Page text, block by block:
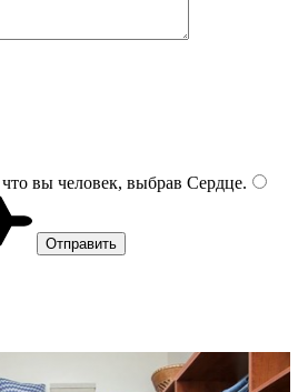
вы человек, выбрав Сердце.